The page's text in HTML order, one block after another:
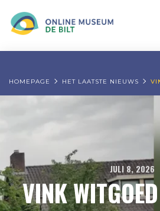
HOMEPAGE HET LAATSTE NIEUWS
JULI 8, 2026
VINK